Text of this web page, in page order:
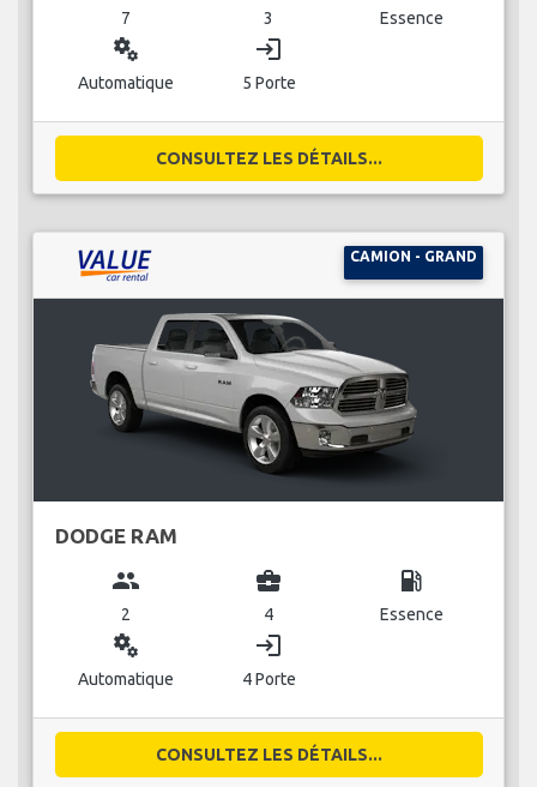
7 3 Essence
miscellaneous_services
Automatique
login
5 Porte
CONSULTEZ LES DÉTAILS...
CAMION - GRAND
DODGE RAM
group
2
business_center
4
local_gas_station
Essence
miscellaneous_services
Automatique
login
4 Porte
CONSULTEZ LES DÉTAILS...